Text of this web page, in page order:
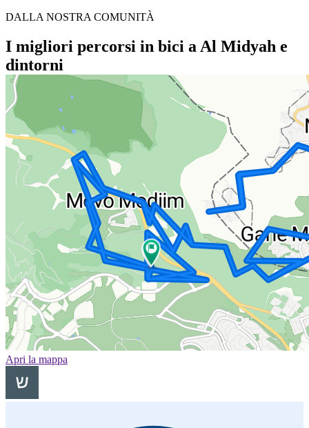
DALLA NOSTRA COMUNITÀ
I migliori percorsi in bici a Al Midyah e
dintorni
Apri la mappa